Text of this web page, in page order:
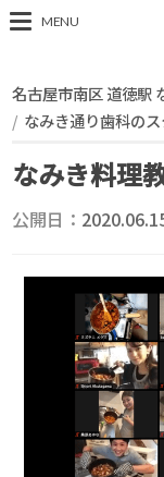
MENU
名古屋市南区 道徳駅
なみき通り歯科の
なみき料理
公開日：